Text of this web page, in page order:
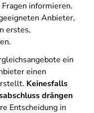
informieren.
Anbieter,
erstes,
ein
einen
Keinesfalls
drängen
Entscheidung in